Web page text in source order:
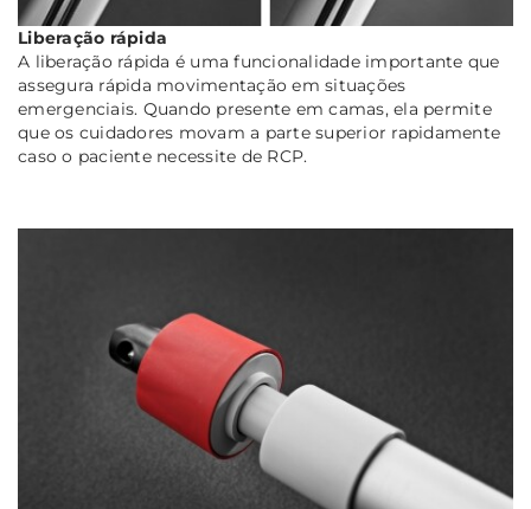
Liberação rápida
A liberação rápida é uma funcionalidade importante que
assegura rápida movimentação em situações
emergenciais. Quando presente em camas, ela permite
que os cuidadores movam a parte superior rapidamente
caso o paciente necessite de RCP.